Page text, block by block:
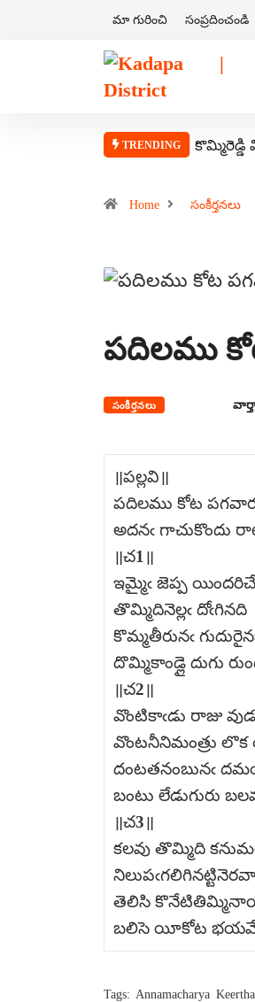
మా గురించి సంప్రదించండి
TRENDING
Home సంకీర్తనలు
పదిలము
సంకీర్తనలు
॥పల్లవి॥
పదిలము కోట
అదనఁ గాచుకొందు
॥చ1॥
ఇమ్మైఁ జెప్ప
తొమ్మిదినెల్లఁ దోఁగినది
కొమ్మతీరునఁ
దొమ్మికాండ్లై దుగు
॥చ2॥
వొంటికాఁడు రాజు
వొంటనీనిమంత్రు లొక
దంటతనంబునఁ
బంటు లేడుగురు
॥చ3॥
కలవు తొమ్మిది
తెలిసి
బలిసె యీకోట
Tags: Annamacharya